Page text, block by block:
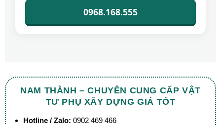
0968.168.555
NAM THÀNH – CHUYÊN CUNG CẤP VẬT
TƯ PHỤ XÂY DỰNG GIÁ TỐT
Hotline / Zalo: 0902 469 466